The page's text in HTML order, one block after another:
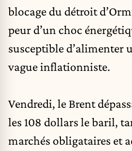
blocage du détroit
peur d’un choc
susceptible d’alimenter
vague inflationniste.
Vendredi, le Brent
les 108 dollars le baril,
marchés obligataires et